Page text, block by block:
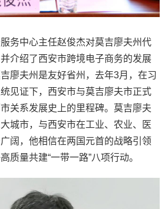
中心主任赵俊杰对莫吉廖夫州代
介绍了西安市跨境电子商务的发展
廖夫州是友好省州，去年3月，在习
见证下，西安市与莫吉廖夫市正式
关系发展史上的里程碑。莫吉廖夫
城市，与西安市在工业、农业、医
阔，他相信在两国元首的战略引领
质量共建“一带一路”八项行动。